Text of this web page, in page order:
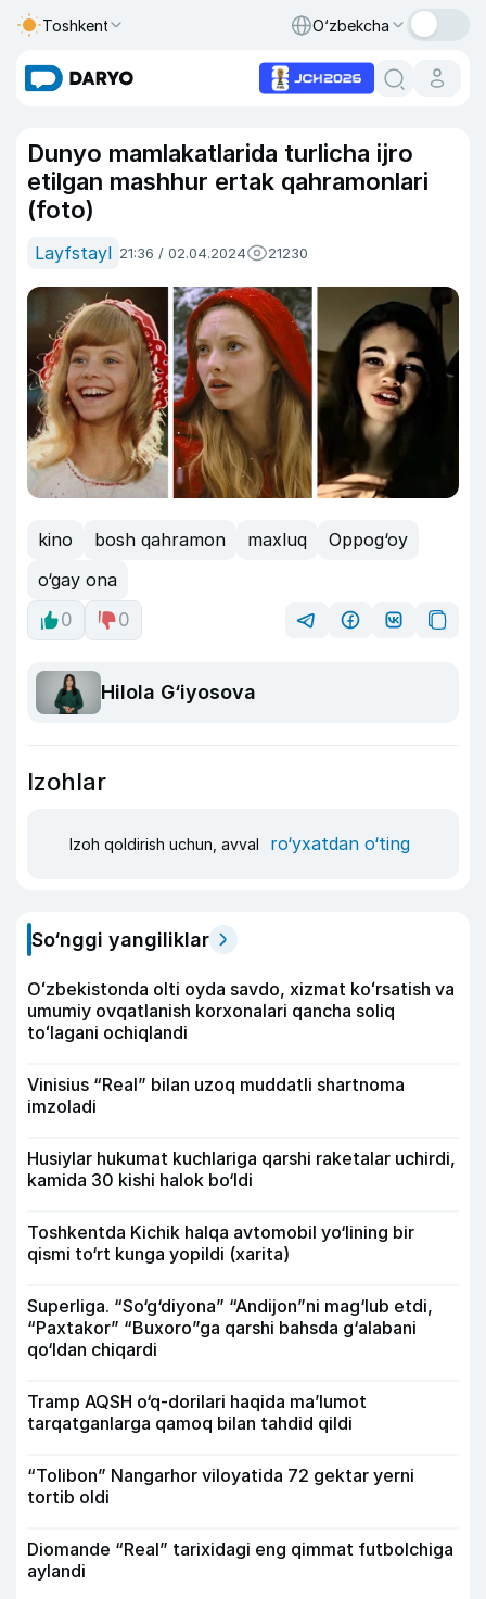
Toshkent O‘zbekcha
Dunyo mamlakatlarida turlicha ijro
etilgan mashhur ertak qahramonlari
(foto)
Layfstayl 21:36 / 02.04.2024 21230
kino bosh qahramon maxluq
Oppog‘oy
o‘gay ona
0
0
Hilola G‘iyosova
Izohlar
Izoh qoldirish uchun, avval ro‘yxatdan o‘ting
So‘nggi yangiliklar
Oʻzbekistonda olti oyda savdo, xizmat koʻrsatish va
umumiy ovqatlanish korxonalari qancha soliq
toʻlagani ochiqlandi
Vinisius “Real” bilan uzoq muddatli shartnoma
imzoladi
Husiylar hukumat kuchlariga qarshi raketalar uchirdi,
kamida 30 kishi halok bo‘ldi
Toshkentda Kichik halqa avtomobil yo‘lining bir
qismi to‘rt kunga yopildi (xarita)
Superliga. “So‘g‘diyona” “Andijon”ni mag‘lub etdi,
“Paxtakor” “Buxoro”ga qarshi bahsda g‘alabani
qo‘ldan chiqardi
Tramp AQSH o‘q-dorilari haqida ma’lumot
tarqatganlarga qamoq bilan tahdid qildi
“Tolibon” Nangarhor viloyatida 72 gektar yerni
tortib oldi
Diomande “Real” tarixidagi eng qimmat futbolchiga
aylandi